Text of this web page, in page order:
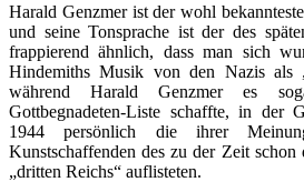
Harald Genzmer ist der wohl
und seine Tonsprache ist der des
frappierend ähnlich, dass man sich
Hindemiths Musik von den Nazis als
während Harald Genzmer es
Gottbegnadeten-Liste schaffte, in der
1944 persönlich die ihrer
Kunstschaffenden des zu der Zeit schon
„dritten Reichs“ auflisteten.